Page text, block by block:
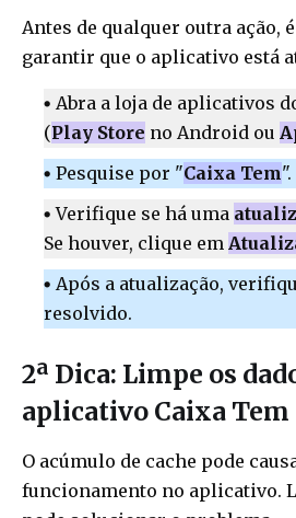
Antes de qualquer outra ação,
garantir que o aplicativo está
Abra a loja de aplicativos
(Play Store no Android ou
Pesquise por "Caixa Tem".
Verifique se há uma
Se houver, clique em
Após a atualização,
resolvido.
2ª Dica: Limpe os
aplicativo Caixa Tem
O acúmulo de cache pode
funcionamento no aplicativo.